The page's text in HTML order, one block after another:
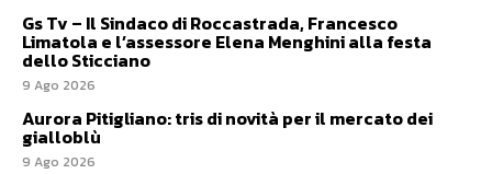
Gs Tv – Il Sindaco di Roccastrada, Francesco
Limatola e l’assessore Elena Menghini alla festa
dello Sticciano
9 Ago 2026
Aurora Pitigliano: tris di novità per il mercato dei
gialloblù
9 Ago 2026